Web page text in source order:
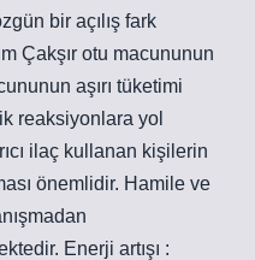
bir açılış fark
Çakşır otu macununun
aşırı tüketimi
reaksiyonlara yol
ilaç kullanan kişilerin
önemlidir. Hamile ve
Enerji artışı :